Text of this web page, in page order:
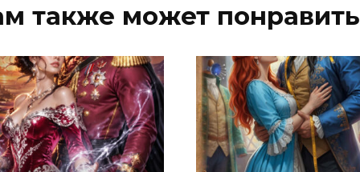
также может